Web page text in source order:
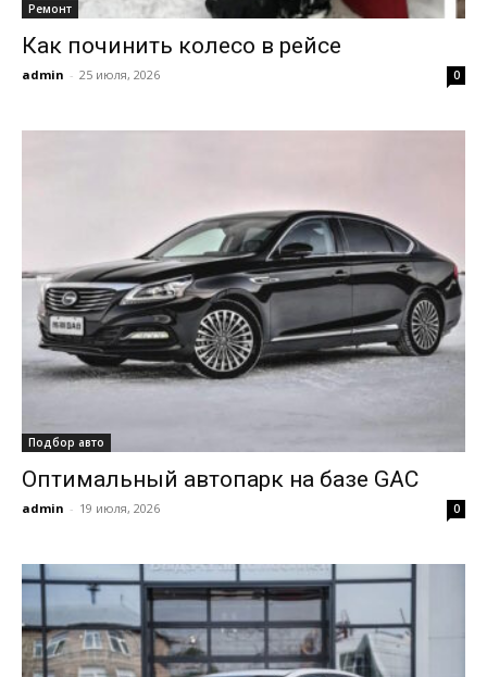
Ремонт
Как починить колесо в рейсе
admin - 25 июля, 2026 0
Подбор авто
Оптимальный автопарк на базе GAC
admin - 19 июля, 2026 0